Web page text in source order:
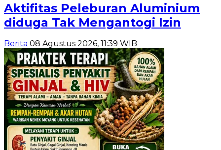
Aktifitas Peleburan Aluminium
diduga Tak Mengantogi Izin
Berita 08 Agustus 2026, 11:39 WIB